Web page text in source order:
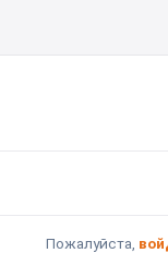
Пожалуйста,